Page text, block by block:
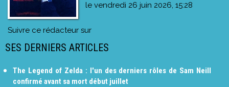
le vendredi 26 juin 2026, 15:28
Suivre ce rédacteur sur
SES DERNIERS ARTICLES
The Legend of Zelda : l'un des derniers rôles de Sam Neill
confirmé avant sa mort début juillet